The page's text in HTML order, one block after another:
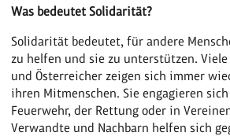
Was bedeutet Solidarität?
Solidarität bedeutet, für andere
zu helfen und sie zu unterstützen.
und Österreicher zeigen sich immer
ihren Mitmenschen. Sie engagieren
Feuerwehr, der Rettung oder in
Verwandte und Nachbarn helfen sich